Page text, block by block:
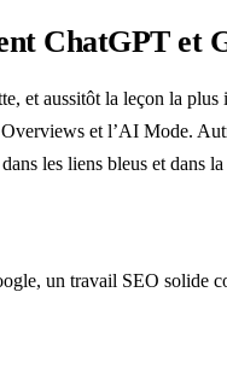
ChatGPT et
et aussitôt la leçon la
et l’AI Mode.
les liens bleus et dans
un travail SEO solide